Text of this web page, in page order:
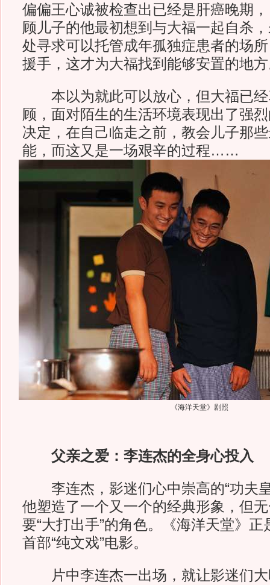
偏偏王心诚被检查出已经是肝癌晚期
顾儿子的他最初想到与大福一起自杀
处寻求可以托管成年孤独症患者的场
援手，这才为大福找到能够安置的地
本以为就此可以放心，但大福已经
顾，面对陌生的生活环境表现出了强
决定，在自己临走之前，教会儿子那
能，而这又是一场艰辛的过程……
《海洋天堂》剧照
父亲之爱：李连杰的全身心投入
李连杰，影迷们心中崇高的“功夫
他塑造了一个又一个的经典形象，但
要“大打出手”的角色。《海洋天堂》
首部“纯文戏”电影。
片中李连杰一出场，就让影迷们大